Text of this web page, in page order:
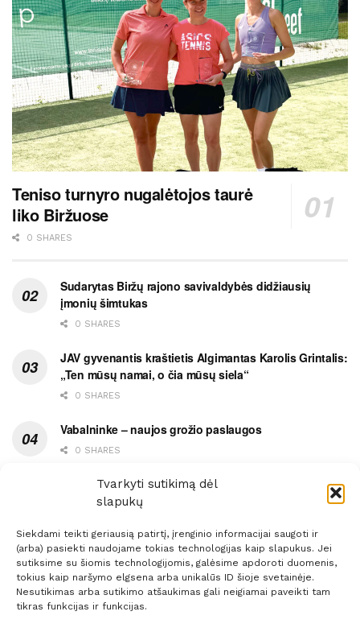
Tvarkyti sutikimą dėl
slapukų
Siekdami teikti geriausią patirtį, įrenginio informacijai saugoti ir
(arba) pasiekti naudojame tokias technologijas kaip slapukus. Jei
sutiksime su šiomis technologijomis, galėsime apdoroti duomenis,
tokius kaip naršymo elgsena arba unikalūs ID šioje svetainėje.
Nesutikimas arba sutikimo atšaukimas gali neigiamai paveikti tam
tikras funkcijas ir funkcijas.
Teniso turnyro nugalėtojos taurė
liko Biržuose
0 SHARES
Sudarytas Biržų rajono savivaldybės didžiausių
įmonių šimtukas
0 SHARES
JAV gyvenantis kraštietis Algimantas Karolis Grintalis:
„Ten mūsų namai, o čia mūsų siela“
0 SHARES
Vabalninke – naujos grožio paslaugos
0 SHARES
Vytauto gatvės grimasos, arba užsitęsusi Biržų gėda
0 SHARES
Prenumerata Reklama